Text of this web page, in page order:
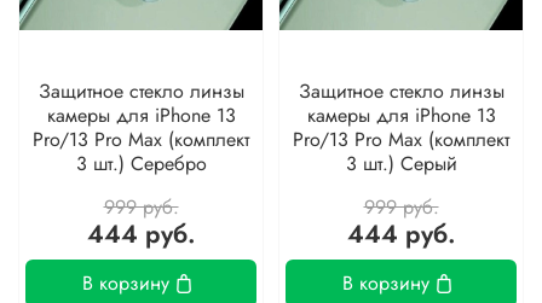
Защитное стекло линзы
камеры для iPhone 13
Pro/13 Pro Max (комплект
3 шт.) Серебро
999 руб.
444 руб.
В корзину
Защитное стекло линзы
камеры для iPhone 13
Pro/13 Pro Max (комплект
3 шт.) Серый
999 руб.
444 руб.
В корзину